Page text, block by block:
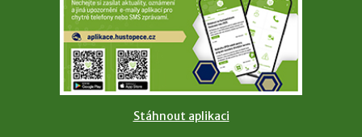
Stáhnout aplikaci